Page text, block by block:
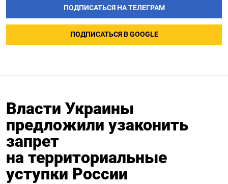
ПОДПИСАТЬСЯ НА ТЕЛЕГРАМ
ПОДПИСАТЬСЯ В GOOGLE
Власти Украины
предложили узаконить
запрет
на территориальные
уступки России